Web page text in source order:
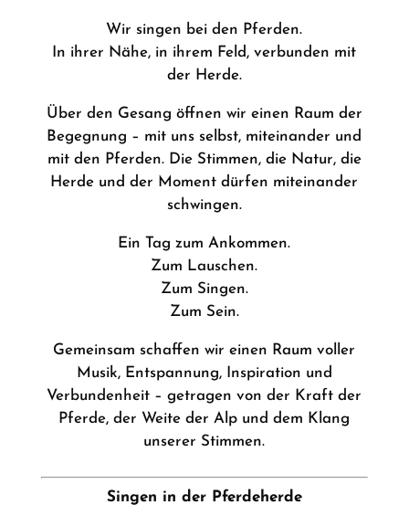
Wir singen bei den Pferden.
In ihrer Nähe, in ihrem Feld, verbunden mit
der Herde.
Über den Gesang öffnen wir einen Raum der
Begegnung – mit uns selbst, miteinander und
mit den Pferden. Die Stimmen, die Natur, die
Herde und der Moment dürfen miteinander
schwingen.
Ein Tag zum Ankommen.
Zum Lauschen.
Zum Singen.
Zum Sein.
Gemeinsam schaffen wir einen Raum voller
Musik, Entspannung, Inspiration und
Verbundenheit – getragen von der Kraft der
Pferde, der Weite der Alp und dem Klang
unserer Stimmen.
Singen in der Pferdeherde